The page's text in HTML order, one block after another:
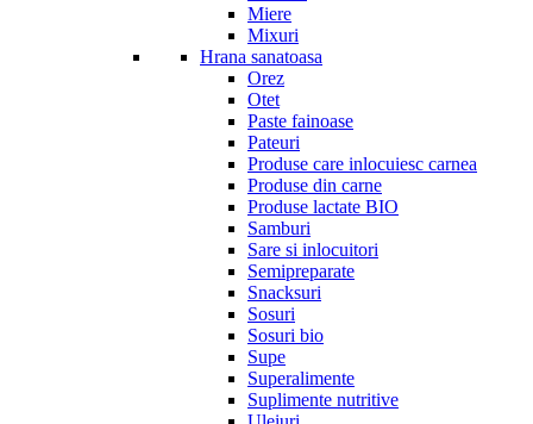
Miere
Mixuri
Hrana sanatoasa
Orez
Otet
Paste fainoase
Pateuri
Produse care inlocuiesc carnea
Produse din carne
Produse lactate BIO
Samburi
Sare si inlocuitori
Semipreparate
Snacksuri
Sosuri
Sosuri bio
Supe
Superalimente
Suplimente nutritive